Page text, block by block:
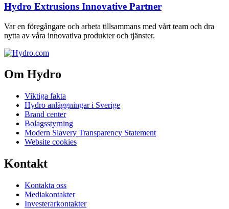
Hydro Extrusions Innovative Partner
Var en föregångare och arbeta tillsammans med vårt team och dra
nytta av våra innovativa produkter och tjänster.
Om Hydro
Viktiga fakta
Hydro anläggningar i Sverige
Brand center
Bolagsstyrning
Modern Slavery Transparency Statement
Website cookies
Kontakt
Kontakta oss
Mediakontakter
Investerarkontakter